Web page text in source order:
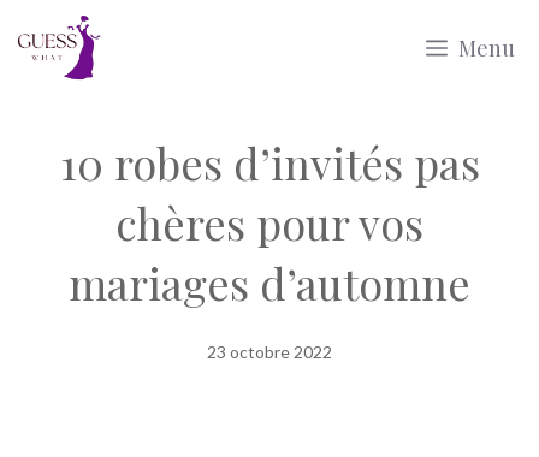
Menu
10 robes d’invités pas
chères pour vos
mariages d’automne
23 octobre 2022